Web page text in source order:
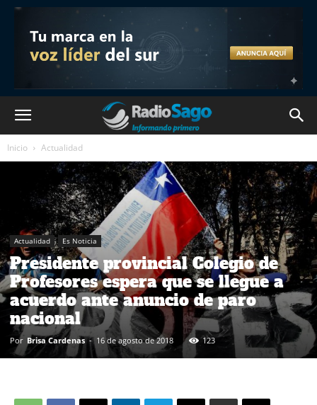
Inicio Actualidad
Actualidad Es Noticia
Presidente provincial Colegio de
Profesores espera que se llegue a
acuerdo ante anuncio de paro
nacional
Por Brisa Cardenas - 16 de agosto de 2018 123